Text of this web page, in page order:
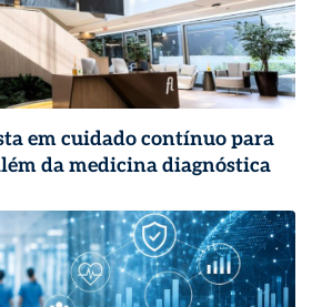
em cuidado contínuo para
da medicina diagnóstica